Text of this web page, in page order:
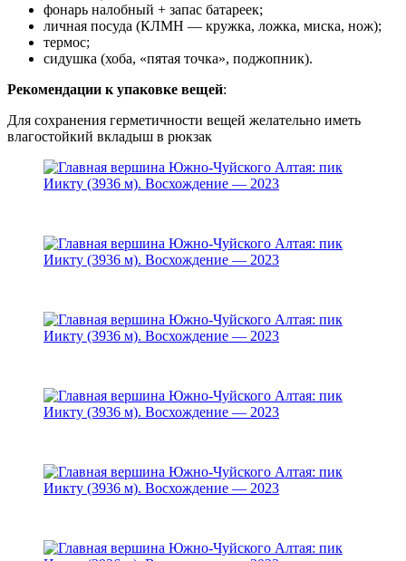
фонарь налобный + запас батареек;
личная посуда (КЛМН — кружка, ложка, миска, нож);
термос;
сидушка (хоба, «пятая точка», поджопник).
Рекомендации к упаковке вещей:
Для сохранения герметичности вещей желательно иметь
влагостойкий вкладыш в рюкзак